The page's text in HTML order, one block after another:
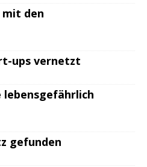
mit den
ups vernetzt
lebensgefährlich
gefunden